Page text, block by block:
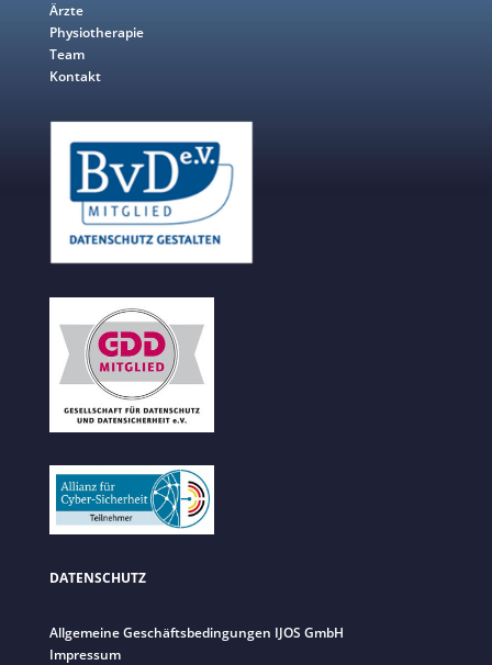
Ärzte
Physiotherapie
Team
Kontakt
DATENSCHUTZ
Allgemeine Geschäftsbedingungen IJOS GmbH
Impressum